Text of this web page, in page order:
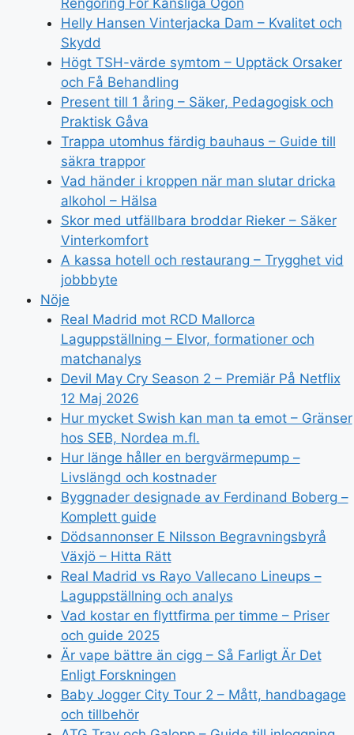
Rengöring För Känsliga Ögon
Helly Hansen Vinterjacka Dam – Kvalitet och
Skydd
Högt TSH-värde symtom – Upptäck Orsaker
och Få Behandling
Present till 1 åring – Säker, Pedagogisk och
Praktisk Gåva
Trappa utomhus färdig bauhaus – Guide till
säkra trappor
Vad händer i kroppen när man slutar dricka
alkohol – Hälsa
Skor med utfällbara broddar Rieker – Säker
Vinterkomfort
A kassa hotell och restaurang – Trygghet vid
jobbbyte
Nöje
Real Madrid mot RCD Mallorca
Laguppställning – Elvor, formationer och
matchanalys
Devil May Cry Season 2 – Premiär På Netflix
12 Maj 2026
Hur mycket Swish kan man ta emot – Gränser
hos SEB, Nordea m.fl.
Hur länge håller en bergvärmepump –
Livslängd och kostnader
Byggnader designade av Ferdinand Boberg –
Komplett guide
Dödsannonser E Nilsson Begravningsbyrå
Växjö – Hitta Rätt
Real Madrid vs Rayo Vallecano Lineups –
Laguppställning och analys
Vad kostar en flyttfirma per timme – Priser
och guide 2025
Är vape bättre än cigg – Så Farligt Är Det
Enligt Forskningen
Baby Jogger City Tour 2 – Mått, handbagage
och tillbehör